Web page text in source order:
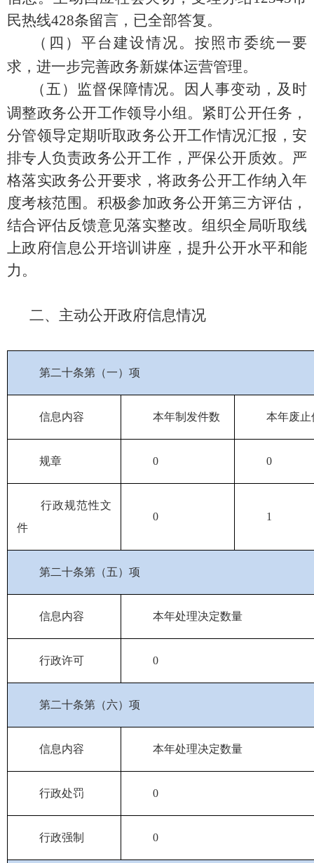
民热线428条留言，已全部答复。
（四）平台建设情况。按照市委统一要
求，进一步完善政务新媒体运营管理。
（五）监督保障情况。
因人事变动，及时
调整政务公开工作领导小组。紧盯公开任务，
分管领导定期听取政务公开工作情况汇报，安
排专人负责政务公开工作，严保公开质效。严
格落实政务公开要求，将政务公开工作纳入年
度考核范围。积极参加政务公开第三方评估，
结合评估反馈意见落实整改。组织全局听取线
上政府信息公开培训讲座，提升公开水平和能
力。
二、主动公开政府信息情况
第二十条第（一）项
信息内容 本年制发件数 本年废止
规章 0 0
行政规范性文
件
0 1
第二十条第（五）项
信息内容 本年处理决定数量
行政许可 0
第二十条第（六）项
信息内容 本年处理决定数量
行政处罚 0
行政强制 0